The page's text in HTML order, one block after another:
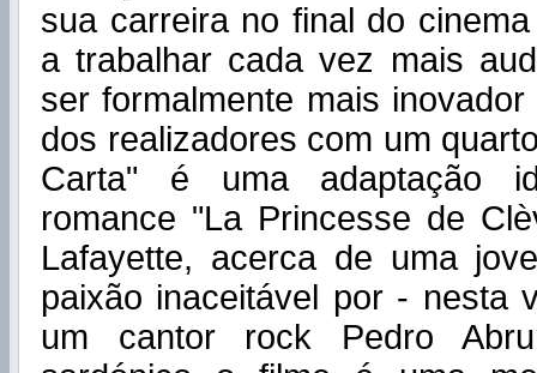
sua carreira no final do
a trabalhar cada vez mais
ser formalmente mais
dos realizadores com um
Carta" é uma adaptação
romance "La Princesse de
Lafayette, acerca de uma
paixão inaceitável por - nesta
um cantor rock Pedro